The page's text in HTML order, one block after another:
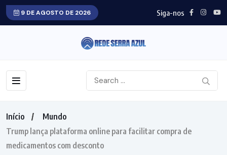
9 DE AGOSTO DE 2026 Siga-nos
Início
Mundo
Trump lança plataforma online para facilitar compra de
medicamentos com desconto